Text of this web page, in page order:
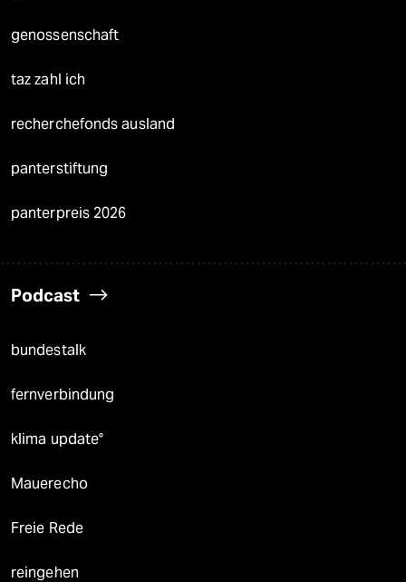
genossenschaft
taz zahl ich
recherchefonds ausland
panterstiftung
panterpreis 2026
Podcast
bundestalk
fernverbindung
klima update°
Mauerecho
Freie Rede
reingehen